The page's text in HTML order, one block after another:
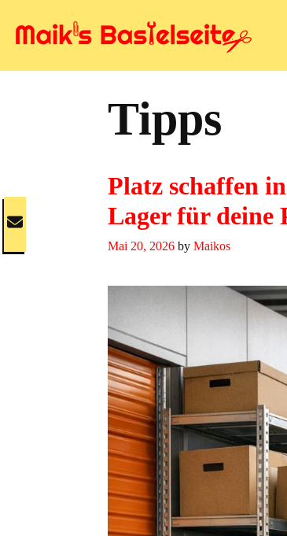
content
Tipps
Platz schaffen
Lager für deine
Mai 20, 2026 by Maikos